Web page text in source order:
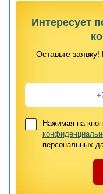
Интересует
Оставьте
Нажимая на
персональных